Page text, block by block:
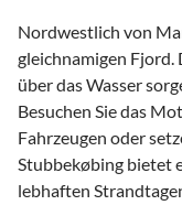
Nordwestlich von
gleichnamigen Fjord.
über das Wasser
Besuchen Sie das
Fahrzeugen oder
Stubbekøbing bietet
lebhaften